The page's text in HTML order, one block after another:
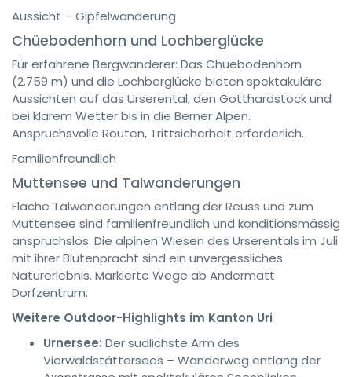
Aussicht – Gipfelwanderung
Chüebodenhorn und Lochberglücke
Für erfahrene Bergwanderer: Das Chüebodenhorn
(2.759 m) und die Lochberglücke bieten spektakuläre
Aussichten auf das Urserental, den Gotthardstock und
bei klarem Wetter bis in die Berner Alpen.
Anspruchsvolle Routen, Trittsicherheit erforderlich.
Familienfreundlich
Muttensee und Talwanderungen
Flache Talwanderungen entlang der Reuss und zum
Muttensee sind familienfreundlich und konditionsmässig
anspruchslos. Die alpinen Wiesen des Urserentals im Juli
mit ihrer Blütenpracht sind ein unvergessliches
Naturerlebnis. Markierte Wege ab Andermatt
Dorfzentrum.
Weitere Outdoor-Highlights im Kanton Uri
Urnersee: Der südlichste Arm des
Vierwaldstättersees – Wanderweg entlang der